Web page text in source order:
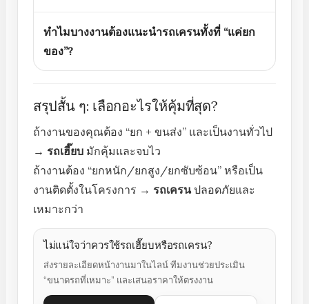
ทำไมบางงานต้องแนะนำรถเครนทั้งที่ “แค่ยก
ของ”?
สรุปสั้น ๆ: เลือกอะไรให้คุ้มที่สุด?
ถ้างานของคุณต้อง “ยก + ขนส่ง” และเป็นงานทั่วไป
→ รถเฮี๊ยบมักคุ้มและจบไว
ถ้างานต้อง “ยกหนัก/ยกสูง/ยกซับซ้อน” หรือเป็น
งานติดตั้งในโครงการ → รถเครนปลอดภัยและ
เหมาะกว่า
ไม่แน่ใจว่าควรใช้รถเฮี๊ยบหรือรถเครน?
ส่งรายละเอียดหน้างานมาในไลน์ ทีมงานช่วยประเมิน
“ขนาดรถที่เหมาะ” และเสนอราคาให้ตรงงาน